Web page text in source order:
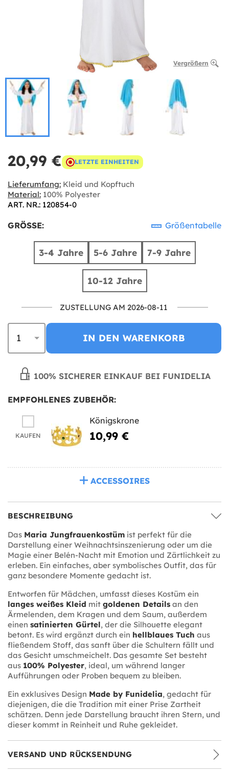
Vergrößern
20,99 € LETZTE EINHEITEN
Lieferumfang: Kleid und Kopftuch
Material: 100% Polyester
ART. NR.: 120854-0
GRÖSSE: Größentabelle
3-4 Jahre 5-6 Jahre 7-9 Jahre
10-12 Jahre
ZUSTELLUNG AM 2026-08-11
IN DEN WARENKORB
100% SICHERER EINKAUF BEI FUNIDELIA
EMPFOHLENES ZUBEHÖR:
KAUFEN
Königskrone
10,99 €
ACCESSOIRES
BESCHREIBUNG
Das Maria Jungfrauenkostüm ist perfekt für die
Darstellung einer Weihnachtsinszenierung oder um die
Magie einer Belén-Nacht mit Emotion und Zärtlichkeit zu
erleben. Ein einfaches, aber symbolisches Outfit, das für
ganz besondere Momente gedacht ist.
Entworfen für Mädchen, umfasst dieses Kostüm ein
langes weißes Kleid mit goldenen Details an den
Ärmelenden, dem Kragen und dem Saum, außerdem
einen satinierten Gürtel, der die Silhouette elegant
betont. Es wird ergänzt durch ein hellblaues Tuch aus
fließendem Stoff, das sanft über die Schultern fällt und
das Gesicht umschmeichelt. Das gesamte Set besteht
aus 100% Polyester, ideal, um während langer
Aufführungen oder Proben bequem zu bleiben.
Ein exklusives Design Made by Funidelia, gedacht für
diejenigen, die die Tradition mit einer Prise Zartheit
schätzen. Denn jede Darstellung braucht ihren Stern, und
dieser kommt in Reinheit und Ruhe gekleidet.
VERSAND UND RÜCKSENDUNG